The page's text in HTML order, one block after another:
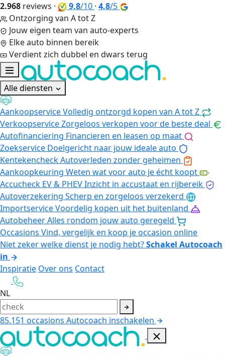
2.968 reviews · 9,8/10 · 4,8/5
Ontzorging van A tot Z
Jouw eigen team van auto-experts
Elke auto binnen bereik
Verdient zich dubbel en dwars terug
Alle diensten
AankoopserviceVolledig ontzorgd kopen van A tot Z
VerkoopserviceZorgeloos verkopen voor de beste deal
Autofinanciering Financieren en leasen op maat
Zoekservice Doelgericht naar jouw ideale auto
KentekencheckAutoverleden zonder geheimen
Aankoopkeuring Weten wat voor auto je écht koopt
Accucheck EV & PHEVInzicht in accustaat en rijbereik
Autoverzekering Scherp en zorgeloos verzekerd
ImportserviceVoordelig kopen uit het buitenland
AutobeheerAlles rondom jouw auto geregeld
Occasions Vind, vergelijk en koop je occasion online
Niet zeker welke dienst je nodig hebt?Schakel Autocoach
in
Inspiratie Over ons Contact
NL
85.151 occasions Autocoach inschakelen